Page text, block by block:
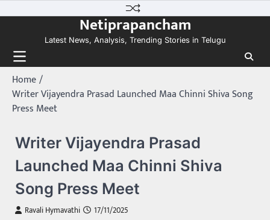
to
Netiprapancham
Latest News, Analysis, Trending Stories in Telugu
Home
Writer Vijayendra Prasad Launched Maa Chinni Shiva Song
Press Meet
Writer Vijayendra Prasad
Launched Maa Chinni Shiva
Song Press Meet
Ravali Hymavathi 17/11/2025